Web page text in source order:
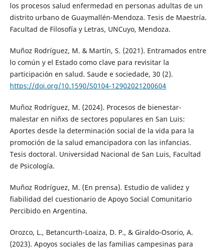
los procesos salud enfermedad en personas adultas de un
distrito urbano de Guaymallén-Mendoza. Tesis de Maestría.
Facultad de Filosofía y Letras, UNCuyo, Mendoza.
Muñoz Rodríguez, M. & Martín, S. (2021). Entramados entre
lo común y el Estado como clave para revisitar la
participación en salud. Saude e sociedade, 30 (2).
https://doi.org/10.1590/S0104-12902021200604
Muñoz Rodríguez, M. (2024). Procesos de bienestar-
malestar en niñxs de sectores populares en San Luis:
Aportes desde la determinación social de la vida para la
promoción de la salud emancipadora con las infancias.
Tesis doctoral. Universidad Nacional de San Luis, Facultad
de Psicología.
Muñoz Rodríguez, M. (En prensa). Estudio de validez y
fiabilidad del cuestionario de Apoyo Social Comunitario
Percibido en Argentina.
Orozco, L., Betancurth-Loaiza, D. P., & Giraldo-Osorio, A.
(2023). Apoyos sociales de las familias campesinas para